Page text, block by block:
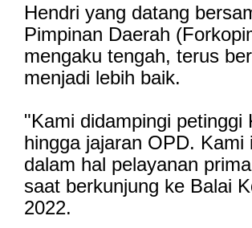
Hendri yang datang
Pimpinan Daerah
mengaku tengah, terus
menjadi lebih baik.
"Kami didampingi
hingga jajaran OPD.
dalam hal pelayanan
saat berkunjung ke Balai
2022.